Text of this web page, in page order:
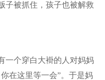
子被抓住，孩子也被解救
一个穿白大褂的人对妈妈
在这里等一会”。于是妈